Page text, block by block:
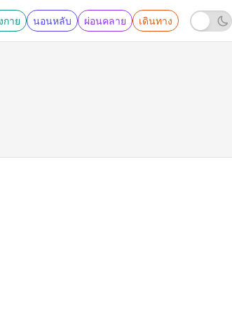
กาย นอนหลับ ผ่อนคลาย เดินทาง